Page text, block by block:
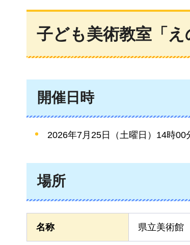
子ども美術教室「
開催日時
2026年7月25日（土曜日）14時
場所
名称 県立美術館